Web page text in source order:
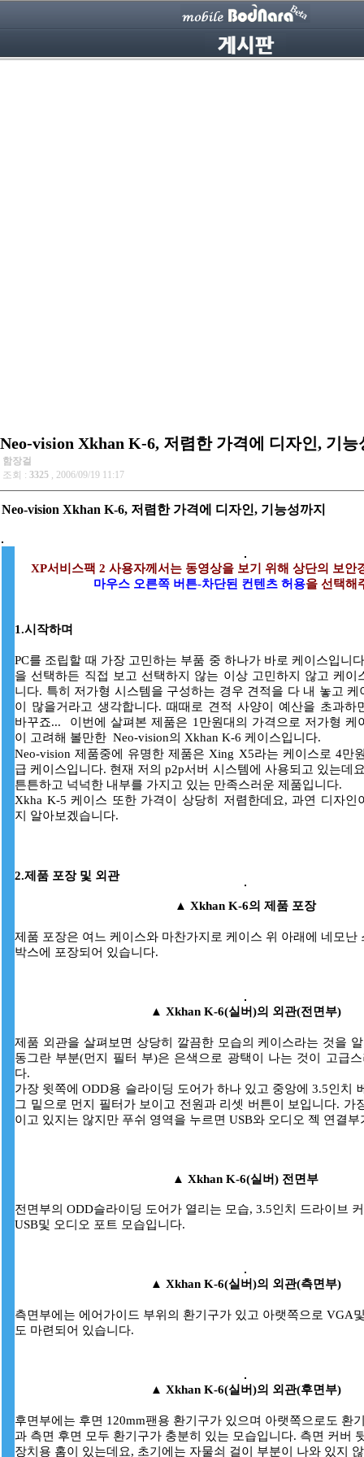
Neo-vision Xkhan K-6, 저렴한 가격에 디자인, 기능
함장걸
조회 : 3325 , 2006/09/19 11:17
Neo-vision Xkhan K-6, 저렴한 가격에 디자인, 기능성까지
XP서비스팩 2 사용자께서는 동영상을 보기 위해 상단의 보안
마우스 오른쪽 버튼-차단된 컨텐츠 허용을 선택해
1.시작하며
PC를 조립할 때 가장 고민하는 부품 중 하나가 바로 케이스입니
을 선택하든 직접 보고 선택하지 않는 이상 고민하지 않고 케이
니다. 특히 저가형 시스템을 구성하는 경우 견적을 다 내 놓고 케
이 많을거라고 생각합니다. 때때로 견적 사양이 예산을 초과하
바꾸죠... 이번에 살펴본 제품은 1만원대의 가격으로 저가형 케
이 고려해 볼만한 Neo-vision의 Xkhan K-6 케이스입니다.
Neo-vision 제품중에 유명한 제품은 Xing X5라는 케이스로 4만
급 케이스입니다. 현재 저의 p2p서버 시스템에 사용되고 있는데
튼튼하고 넉넉한 내부를 가지고 있는 만족스러운 제품입니다.
Xkha K-5 케이스 또한 가격이 상당히 저렴한데요, 과연 디자인
지 알아보겠습니다.
2.제품 포장 및 외관
▲ Xkhan K-6의 제품 포장
제품 포장은 여느 케이스와 마찬가지로 케이스 위 아래에 네모난
박스에 포장되어 있습니다.
▲ Xkhan K-6(실버)의 외관(전면부)
제품 외관을 살펴보면 상당히 깔끔한 모습의 케이스라는 것을
동그란 부분(먼지 필터 부)은 은색으로 광택이 나는 것이 고급
다.
가장 윗쪽에 ODD용 슬라이딩 도어가 하나 있고 중앙에 3.5인치
그 밑으로 먼지 필터가 보이고 전원과 리셋 버튼이 보입니다. 가
이고 있지는 않지만 푸쉬 영역을 누르면 USB와 오디오 젝 연결부
▲ Xkhan K-6(실버) 전면부
전면부의 ODD슬라이딩 도어가 열리는 모습, 3.5인치 드라이브
USB및 오디오 포트 모습입니다.
▲ Xkhan K-6(실버)의 외관(측면부)
측면부에는 에어가이드 부위의 환기구가 있고 아랫쪽으로 VGA
도 마련되어 있습니다.
▲ Xkhan K-6(실버)의 외관(후면부)
후면부에는 후면 120mm팬용 환기구가 있으며 아랫쪽으로도 환
과 측면 후면 모두 환기구가 충분히 있는 모습입니다. 측면 커버
장치용 홈이 있는데요, 초기에는 자물쇠 걸이 부분이 나와 있지